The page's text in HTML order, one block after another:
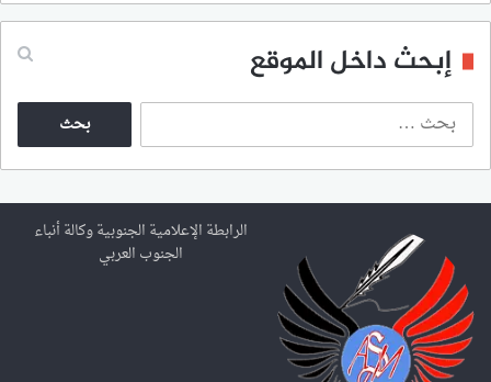
إبحث داخل الموقع
ث
ع
ن
الرابطة الإعلامية الجنوبية وكالة أنباء
الجنوب العربي